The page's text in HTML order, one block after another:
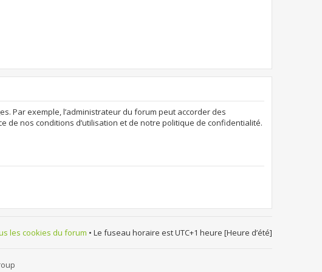
Par exemple, l’administrateur du forum peut accorder des
de nos conditions d’utilisation et de notre politique de confidentialité.
les cookies du forum • Le fuseau horaire est UTC+1 heure [Heure d’été]